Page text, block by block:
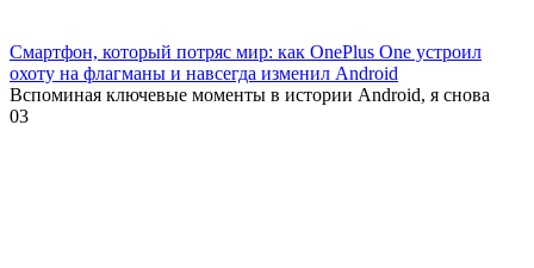
Смартфон, который потряс мир: как OnePlus One устроил
охоту на флагманы и навсегда изменил Android
Вспоминая ключевые моменты в истории Android, я снова
03